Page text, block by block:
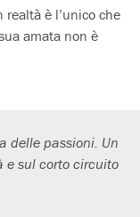
è l’unico che
amata non è
delle passioni. Un
e sul corto circuito